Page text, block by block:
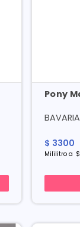
BAVARIA
$ 3300
Mililitroa $